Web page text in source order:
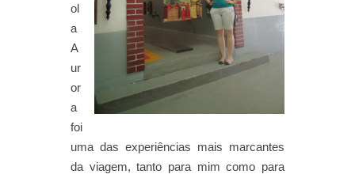
ol
a
A
ur
or
a
foi
uma das experiências mais marcantes
da viagem, tanto para mim como para